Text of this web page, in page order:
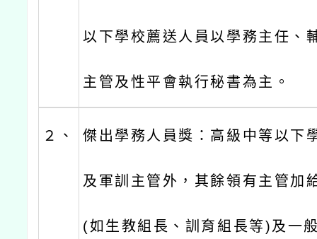
以下學校薦送人員以學務主任、
主管及性平會執行秘書為主。
２、 傑出學務人員獎：高級中等以下
及軍訓主管外，其餘領有主管加
(如生教組長、訓育組長等)及一